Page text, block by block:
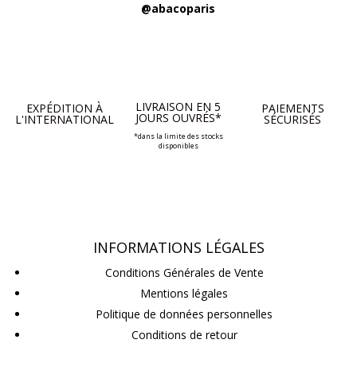
@abacoparis
EXPÉDITION À
L'INTERNATIONAL
LIVRAISON EN 5
JOURS OUVRÉS*
*dans la limite des stocks
disponibles
PAIEMENTS
SÉCURISÉS
INFORMATIONS LÉGALES
Conditions Générales de Vente
Mentions légales
Politique de données personnelles
Conditions de retour